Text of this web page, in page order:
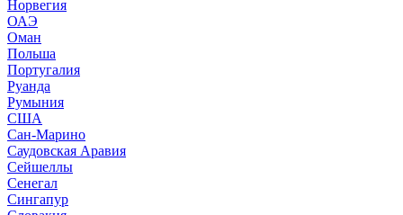
Норвегия
ОАЭ
Оман
Польша
Португалия
Руанда
Румыния
США
Сан-Марино
Саудовская Аравия
Сейшеллы
Сенегал
Сингапур